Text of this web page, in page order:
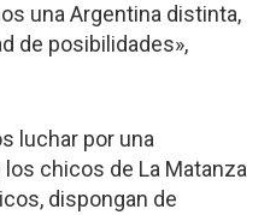
una Argentina distinta,
de posibilidades»,
luchar por una
chicos de La Matanza
dispongan de